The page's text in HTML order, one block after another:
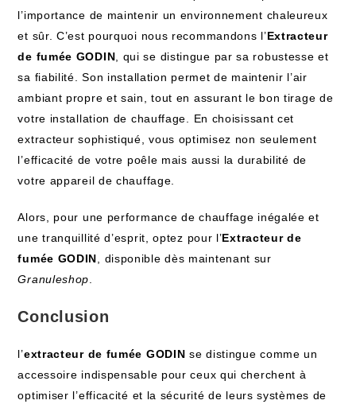
l’importance de maintenir un environnement chaleureux
et sûr. C’est pourquoi nous recommandons l’Extracteur
de fumée GODIN , qui se distingue par sa robustesse et
sa fiabilité. Son installation permet de maintenir l’air
ambiant propre et sain, tout en assurant le bon tirage de
votre installation de chauffage. En choisissant cet
extracteur sophistiqué, vous optimisez non seulement
l’efficacité de votre poêle mais aussi la durabilité de
votre appareil de chauffage.
Alors, pour une performance de chauffage inégalée et
une tranquillité d’esprit, optez pour l’Extracteur de
fumée GODIN , disponible dès maintenant sur
Granuleshop
Conclusion
l’extracteur de fumée GODIN se distingue comme un
accessoire indispensable pour ceux qui cherchent à
optimiser l’efficacité et la sécurité de leurs systèmes de